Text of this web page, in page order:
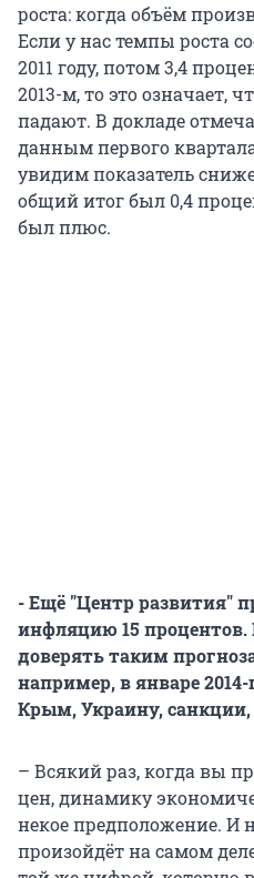
роста: когда объём
Если у нас темпы роста
2011 году, потом 3,4
2013-м, то это означает,
падают. В докладе
данным первого
увидим показатель
общий итог был 0,4
был плюс.
- Ещё "Центр развития"
инфляцию 15
доверять таким
например, в январе
Крым, Украину, санкции,
– Всякий раз, когда вы
цен, динамику
некое предположение. И
произойдёт на самом